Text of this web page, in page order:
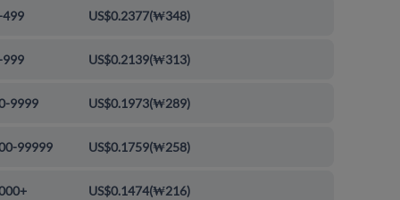
499 US$0.2377(₩348)
999 US$0.2139(₩313)
9999 US$0.1973(₩289)
99999 US$0.1759(₩258)
US$0.1474(₩216)